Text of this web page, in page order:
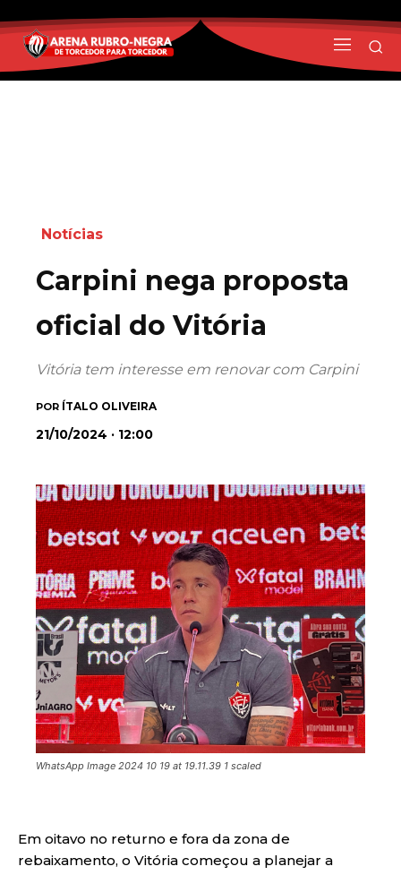
Notícias
Carpini nega proposta
oficial do Vitória
Vitória tem interesse em renovar com Carpini
POR ÍTALO OLIVEIRA
21/10/2024 · 12:00
WhatsApp Image 2024 10 19 at 19.11.39 1 scaled
Em oitavo no returno e fora da zona de
rebaixamento, o Vitória começou a planejar a